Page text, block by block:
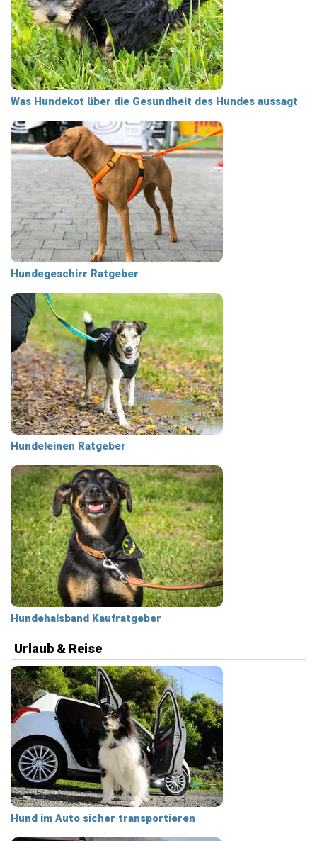
Was Hundekot über die Gesundheit des Hundes aussagt
Hundegeschirr Ratgeber
Hundeleinen Ratgeber
Hundehalsband Kaufratgeber
Urlaub & Reise
Hund im Auto sicher transportieren